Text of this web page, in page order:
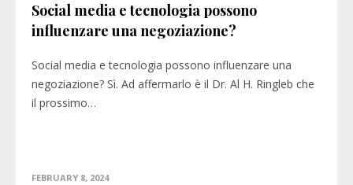
Social media e tecnologia possono
influenzare una negoziazione?
Social media e tecnologia possono influenzare una
negoziazione? Sì. Ad affermarlo è il Dr. Al H. Ringleb che
il prossimo…
FEBRUARY 8, 2024